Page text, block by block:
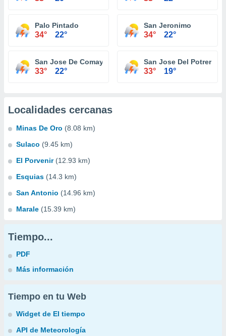
Palo Pintado
34° 22°
San Jeronimo
34° 22°
San Jose De Comayagua
33° 22°
San Jose Del Potrero
33° 19°
Localidades cercanas
Minas De Oro (8.08 km)
Sulaco (9.45 km)
El Porvenir (12.93 km)
Esquias (14.3 km)
San Antonio (14.96 km)
Marale (15.39 km)
Tiempo...
PDF
Más información
Tiempo en tu Web
Widget de El tiempo
API de Meteorología